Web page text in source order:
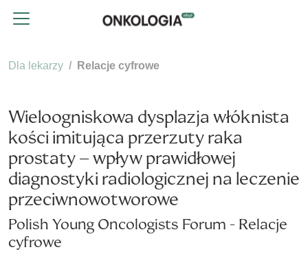
Dla lekarzy Relacje cyfrowe
Wieloogniskowa dysplazja włóknista
kości imitująca przerzuty raka
prostaty – wpływ prawidłowej
diagnostyki radiologicznej na leczenie
przeciwnowotworowe
Polish Young Oncologists Forum - Relacje
cyfrowe